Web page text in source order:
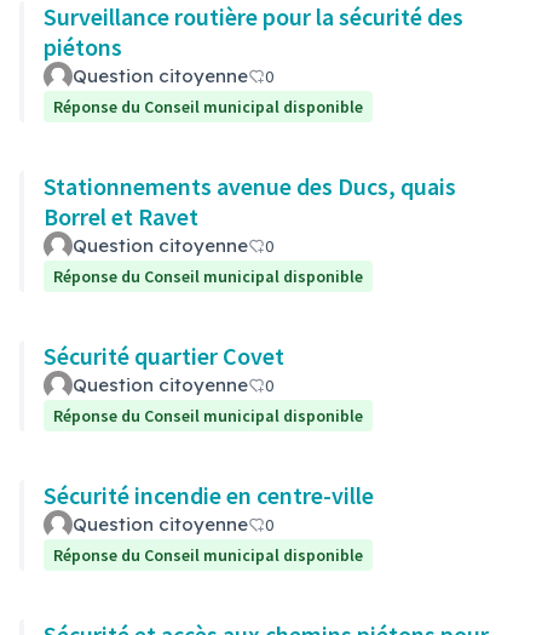
Surveillance routière pour la sécurité des
piétons
Question citoyenne
0
Réponse du Conseil municipal disponible
Stationnements avenue des Ducs, quais
Borrel et Ravet
Question citoyenne
0
Réponse du Conseil municipal disponible
Sécurité quartier Covet
Question citoyenne
0
Réponse du Conseil municipal disponible
Sécurité incendie en centre-ville
Question citoyenne
0
Réponse du Conseil municipal disponible